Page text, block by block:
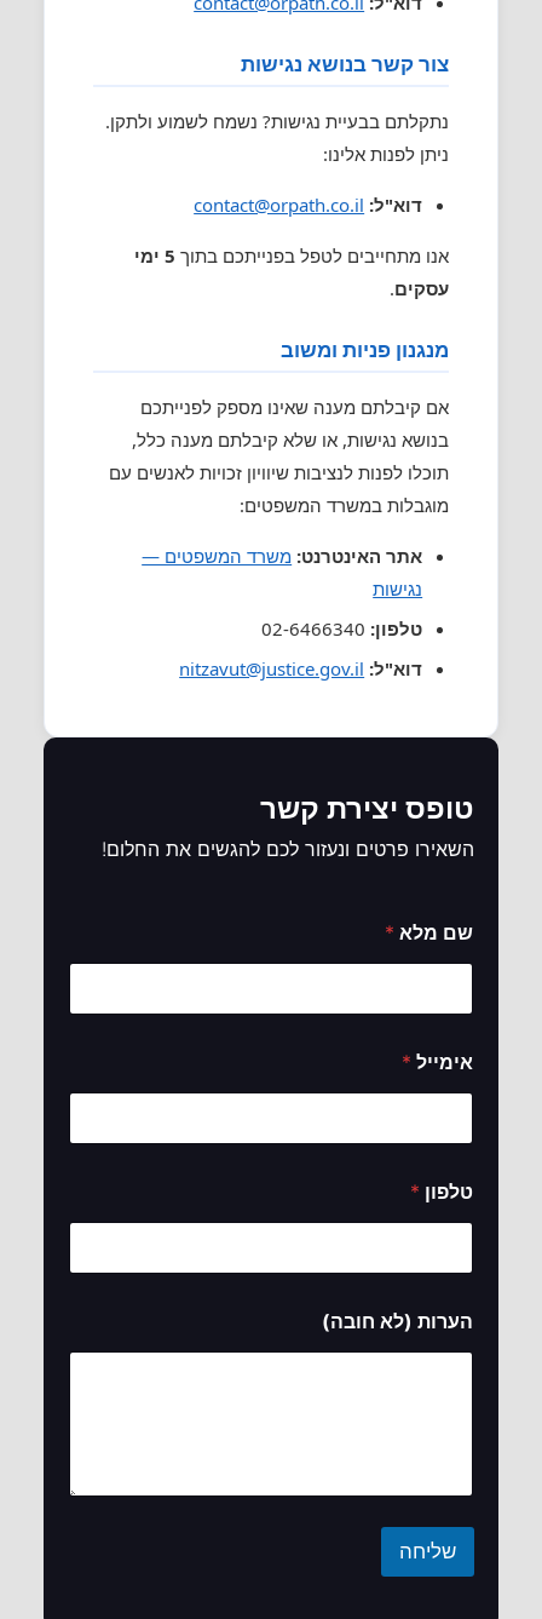
צור קשר בנושא נגישות
נתקלתם בבעיית נגישות? נשמח לשמוע ולתקן.
ניתן לפנות אלינו:
דוא"ל: contact@orpath.co.il
אנו מתחייבים לטפל בפנייתכם בתוך
5 ימי
עסקים.
מנגנון פניות ומשוב
אם קיבלתם מענה שאינו מספק לפנייתכם
בנושא נגישות, או שלא קיבלתם מענה כלל,
תוכלו לפנות לנציבות שיוויון זכויות לאנשים עם
מוגבלות במשרד המשפטים:
אתר האינטרנט: משרד המשפטים —
נגישות
טלפון:
דוא"ל: nitzavut@justice.gov.il
טופס יצירת קשר
השאירו פרטים ונעזור לכם להגשים את החלום!
שם מלא *
ל
א
ל
*
אימייל *
טלפון *
הערות (לא חובה)
שליחה